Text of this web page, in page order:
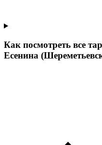
Как посмотреть все
Есенина